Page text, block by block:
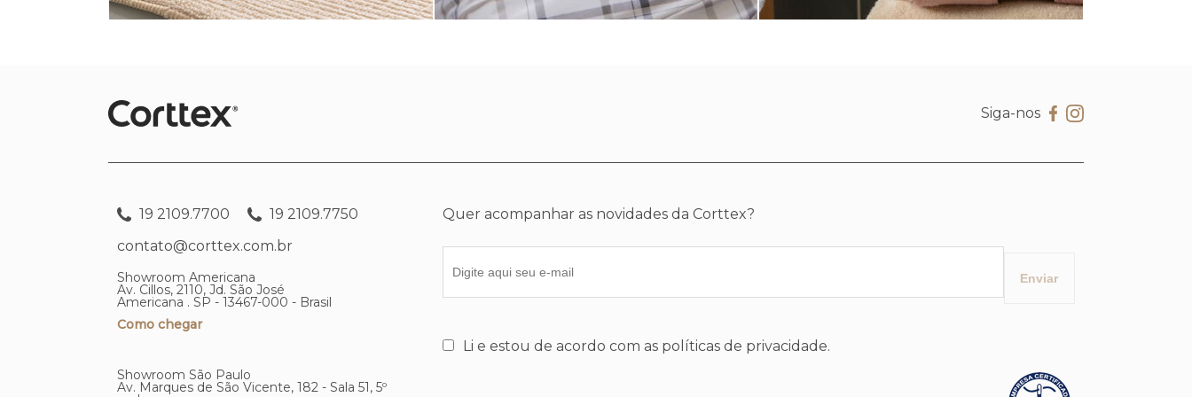
Siga-nos
19 2109.7700
19 2109.7750
contato@corttex.com.br
Showroom Americana
Av. Cillos, 2110, Jd. São José
Americana . SP - 13467-000 - Brasil
Como chegar
Showroom São Paulo
Av. Marques de São Vicente, 182 - Sala 51, 5º
Quer acompanhar as novidades da Corttex?
Li e estou de acordo com as políticas de privacidade.